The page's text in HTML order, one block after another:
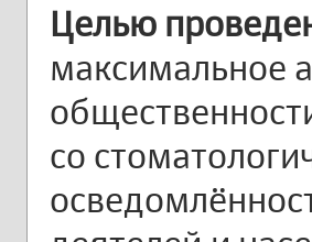
Целью
максимальное
со